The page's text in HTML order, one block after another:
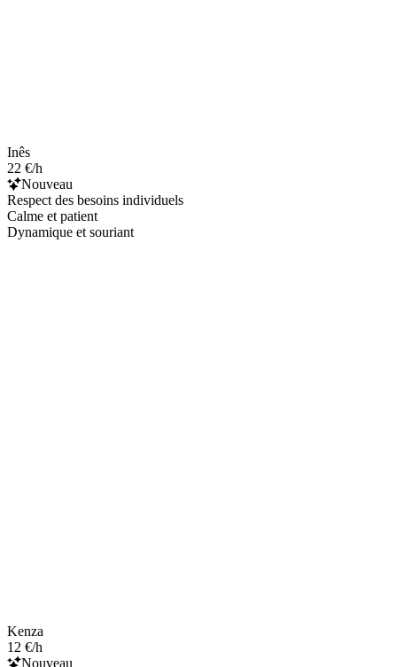
Inês
22 €/h
Nouveau
Respect des besoins individuels
Calme et patient
Dynamique et souriant
Kenza
12 €/h
Nouveau